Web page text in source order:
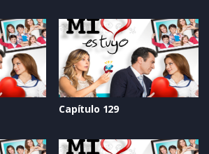
Capítulo 129